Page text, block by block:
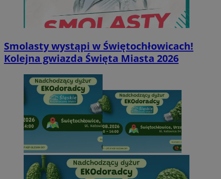
Smolasty wystąpi w Świętochłowicach!
Kolejna gwiazda Święta Miasta 2026